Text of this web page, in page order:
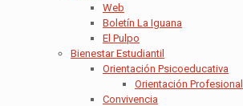
Web
Boletín La Iguana
El Pulpo
Bienestar Estudiantil
Orientación Psicoeducativa
Orientación Profesional
Convivencia